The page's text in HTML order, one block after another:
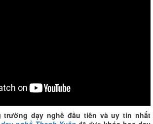
trường dạy nghề đầu tiên và uy tín nhất